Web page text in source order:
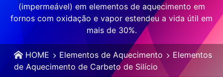
(impermeável) em elementos de aquecimento em
fornos com oxidação e vapor estendeu a vida útil em
mais de 30%.
HOME Elementos de Aquecimento
Elementos
de Aquecimento de Carbeto de Silício